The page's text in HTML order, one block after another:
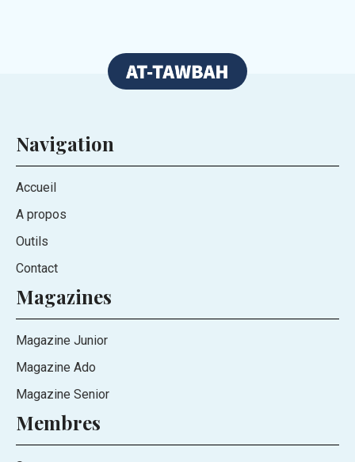
Navigation
Accueil
A propos
Outils
Contact
Magazines
Magazine Junior
Magazine Ado
Magazine Senior
Membres